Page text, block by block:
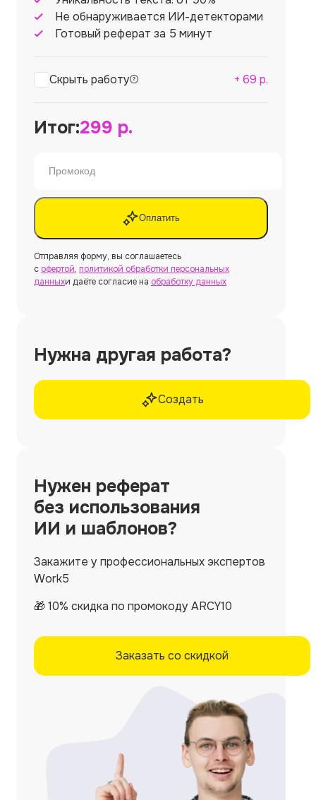
Не обнаруживается ИИ-детекторами
Готовый реферат за 5 минут
Скрыть работу + 69 р.
Итог:299 р.
Оплатить
Отправляя форму, вы соглашаетесь
с офертой, политикой обработки персональных
данныхи даёте согласие на обработку данных
Нужна другая работа?
Создать
Нужен реферат
без использования
ИИ и шаблонов?
Закажите у профессиональных экспертов
Work5
🎁 10% скидка по промокоду ARCY10
Заказать со скидкой